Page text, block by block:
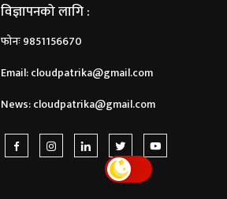
विज्ञापनको लागि :
फोनः 9851156670
Email:cloudpatrika@gmail.com
News:cloudpatrika@gmail.com